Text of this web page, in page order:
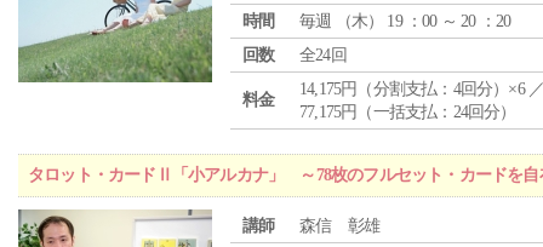
時間
毎週 （木） 19 ：00 ～ 20 ：20
回数
全24回
料金
14,175円（分割支払：4回分）×6
77,175円（一括支払：24回分）
タロット・カードⅡ「小アルカナ」 ～78枚のフルセット・カードを自
講師
森信 彰雄